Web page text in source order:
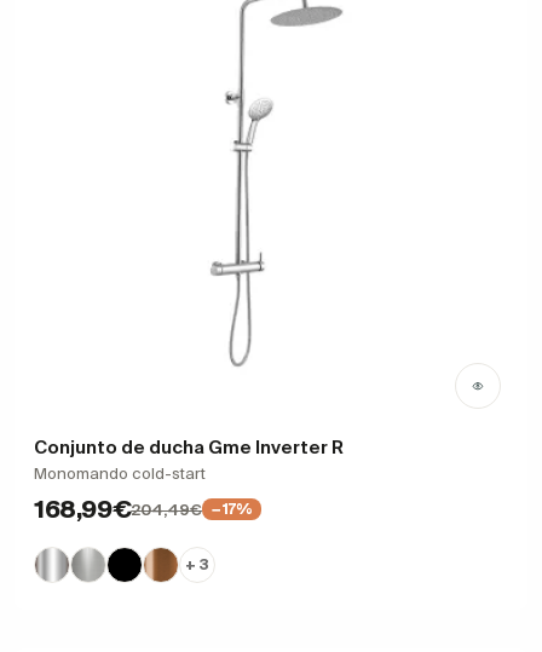
Conjunto de ducha Gme Inverter R
Monomando cold-start
168,99€204,49€ −17%
+ 3